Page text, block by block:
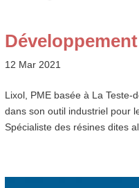
12 Mar 2021
Lixol, PME basée à La
dans son outil industriel pour
Spécialiste des résines dites